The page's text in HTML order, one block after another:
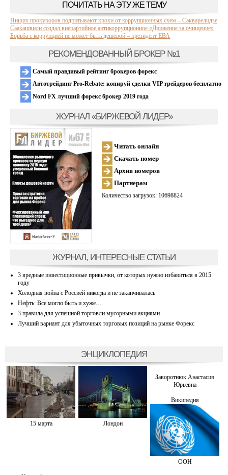
ПОЧИТАТЬ НА ЭТУ ЖЕ ТЕМУ
Нищих прокуроров подпитывают крохи от коррупционных схем – Сакварелидзе
Саакашвили создал внепартийное антикоррупционное «Движение за очищение»
Борьба с коррупцией не может быть дешевой – президент ЕВА
РЕКОМЕНДОВАННЫЙ БРОКЕР №1
Самый правдивый рейтинг брокеров форекс
Автотрейдинг Pro-Rebate: копируй сделки VIP трейдеров бесплатно
Nord FX лучший форекс брокер 2019 года
ЖУРНАЛ «БИРЖЕВОЙ ЛИДЕР»
Читать онлайн
Скачать номер
Архив номеров
Партнерам
Количество загрузок: 10698824
ЖУРНАЛ, ИНТЕРЕСНЫЕ СТАТЬИ
3 вредные инвестиционные привычки, от которых нужно избавиться в 2015
году
Холодная война с Россией никогда и не заканчивалась
Нефть: Все могло быть и хуже…
3 правила для успешной торговли мусорными акциями
Лучший вариант для убыточных торговых позиций на рынке Форекс
ЭНЦИКЛОПЕДИЯ
15 марта Лондон
Заворотнюк Анастасия
Юрьевна
Википедия
ООН